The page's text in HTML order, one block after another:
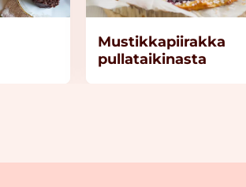
Mustikkapiirakka
pullataikinasta